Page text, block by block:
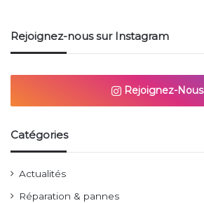
Rejoignez-nous sur Instagram
Rejoignez-Nous
Catégories
Actualités
Réparation & pannes